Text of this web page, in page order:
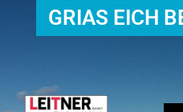
GRIAS EICH